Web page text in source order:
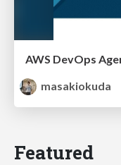
masakiokuda
Featured